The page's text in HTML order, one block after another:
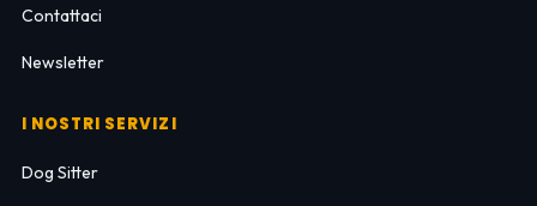
Contattaci
Newsletter
I NOSTRI SERVIZI
Dog Sitter